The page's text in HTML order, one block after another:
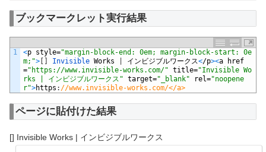
ブックマークレット実行結果
1 <p style="margin-block-end: 0em; margin-block-start: 0e
m;"> Invisible Works インビジブルワークス</p><a
href
="https://www.invisible-works.com/" title="Invisible Wo
rks | インビジブルワークス" target="_blank" rel="noopene
r">https : //www.invisible-works.com/</a>
ページに貼付けた結果
[] Invisible Works | インビジブルワークス